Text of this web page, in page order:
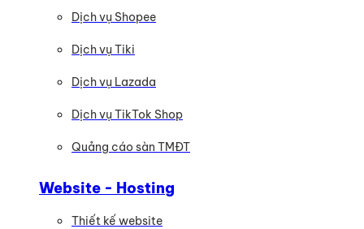
Dịch vụ Shopee
Dịch vụ Tiki
Dịch vụ Lazada
Dịch vụ TikTok Shop
Quảng cáo sàn TMĐT
Website - Hosting
Thiết kế website